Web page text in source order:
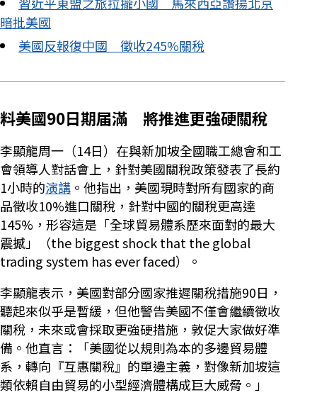
暗批美國
美國反報復中國 徵收245%關稅
料美國90日期届滿 將推進更強硬關稅
李顯龍周一（14日）在與新加坡全國職工總會和工
會領導人對話會上，針對美國關稅政策發表了長約
1小時的演講 。他指出，美國現時對所有國家的商
品徵收10%進口關稅，針對中國的關稅更高達
145%，形容這是「全球貿易體系歷來面對的最大
震撼」（the biggest shock that the global
trading system has ever faced）。
李顯龍表示，美國對部分國家推遲關稅措施90日，
聽起來似乎是暫緩，但他警告美國不僅會繼續徵收
關稅，未來或會採取更強硬措施，敦促大家做好準
備。他直言：「美國從以規則為本的多邊貿易體
系，轉向『互惠關稅』的單邊主義，對像新加坡這
類依賴自由貿易的小型經濟體構成巨大威脅。」